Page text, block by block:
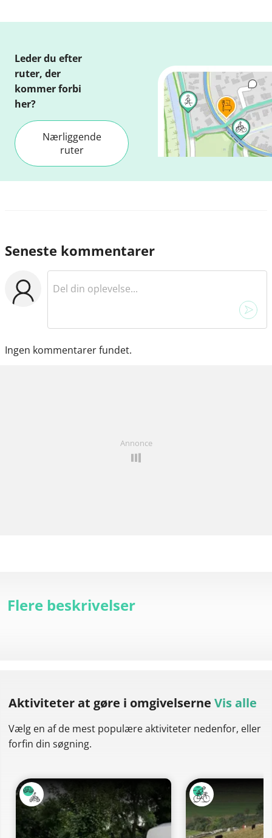
Leder du efter
ruter, der
kommer forbi
her?
Nærliggende
ruter
Seneste kommentarer
Ingen kommentarer fundet.
Annonce
Flere beskrivelser
Aktiviteter at gøre i omgivelserne Vis alle
Vælg en af de mest populære aktiviteter nedenfor, eller
forfin din søgning.